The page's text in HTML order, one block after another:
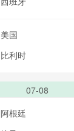
美国
比利时
07-08
阿根廷